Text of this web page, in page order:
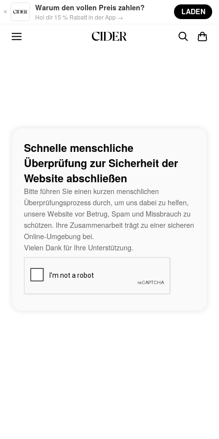
Skip to main content
Warum den vollen Preis zahlen?
Hol dir 15 % Rabatt in der App →
LADEN
Schnelle menschliche
Überprüfung zur Sicherheit der
Website abschließen
Bitte führen Sie einen kurzen menschlichen
Überprüfungsprozess durch, um uns dabei zu helfen,
unsere Website vor Betrug, Spam und Missbrauch zu
schützen. Ihre Zusammenarbeit trägt zu einer sicheren
Online-Umgebung bei.
Vielen Dank für Ihre Unterstützung.